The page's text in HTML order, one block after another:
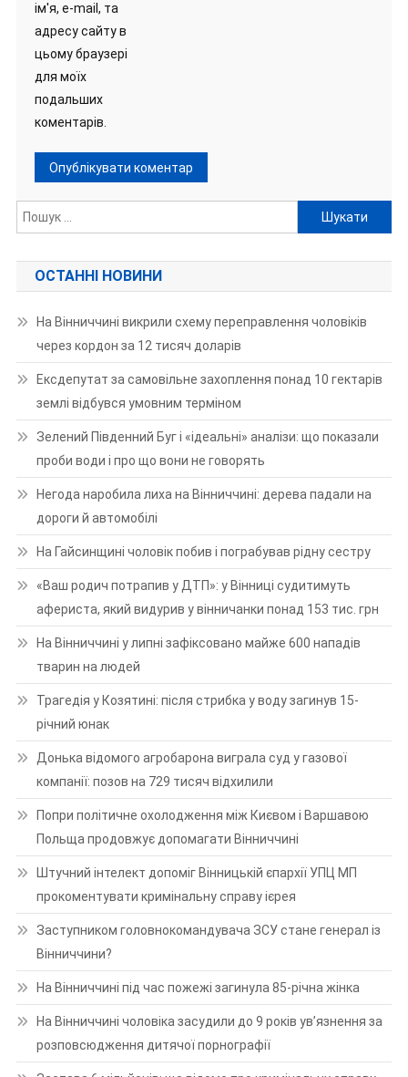
ім'я, e-mail, та
адресу сайту в
цьому браузері
для моїх
подальших
коментарів.
Пошук:
ОСТАННІ НОВИНИ
На Вінниччині викрили схему переправлення чоловіків
через кордон за 12 тисяч доларів
Ексдепутат за самовільне захоплення понад 10 гектарів
землі відбувся умовним терміном
Зелений Південний Буг і «ідеальні» аналізи: що показали
проби води і про що вони не говорять
Негода наробила лиха на Вінниччині: дерева падали на
дороги й автомобілі
На Гайсинщині чоловік побив і пограбував рідну сестру
«Ваш родич потрапив у ДТП»: у Вінниці судитимуть
афериста, який видурив у вінничанки понад 153 тис. грн
На Вінниччині у липні зафіксовано майже 600 нападів
тварин на людей
Трагедія у Козятині: після стрибка у воду загинув 15-
річний юнак
Донька відомого агробарона виграла суд у газової
компанії: позов на 729 тисяч відхилили
Попри політичне охолодження між Києвом і Варшавою
Польща продовжує допомагати Вінниччині
Штучний інтелект допоміг Вінницькій єпархії УПЦ МП
прокоментувати кримінальну справу ієрея
Заступником головнокомандувача ЗСУ стане генерал із
Вінниччини?
На Вінниччині під час пожежі загинула 85-річна жінка
На Вінниччині чоловіка засудили до 9 років ув’язнення за
розповсюдження дитячої порнографії